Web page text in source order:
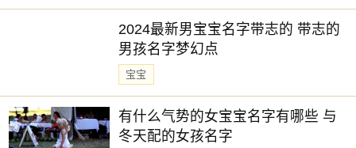
2024最新男宝宝名字带志的 带志的
男孩名字梦幻点
宝宝
有什么气势的女宝宝名字有哪些 与
冬天配的女孩名字